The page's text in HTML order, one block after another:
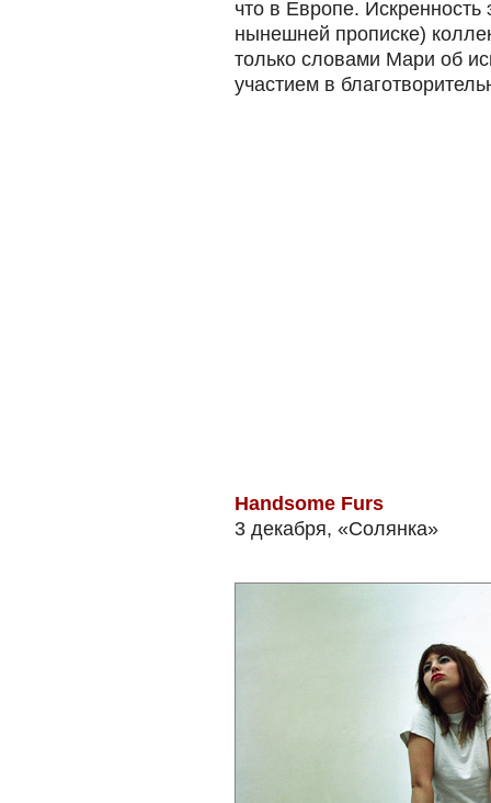
что в Европе. Искренность
нынешней прописке)
только словами Мари об
участием в
Handsome Furs
3 декабря, «Солянка»